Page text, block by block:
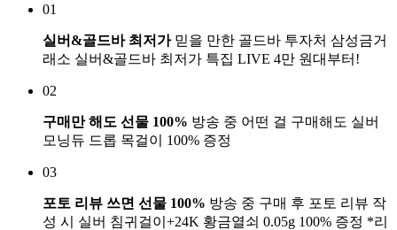
01
실버&골드바 최저가믿을 만한 골드바 투자처 삼성금거
래소 실버&골드바 최저가 특집 LIVE 4만 원대부터!
02
구매만 해도 선물 100% 방송 중 어떤 걸 구매해도 실버
모닝듀 드롭 목걸이 100% 증정
03
포토 리뷰 쓰면 선물 100% 방송 중 구매 후 포토 리뷰 작
성 시 실버 침귀걸이+24K 황금열쇠 0.05g 100% 증정 *리